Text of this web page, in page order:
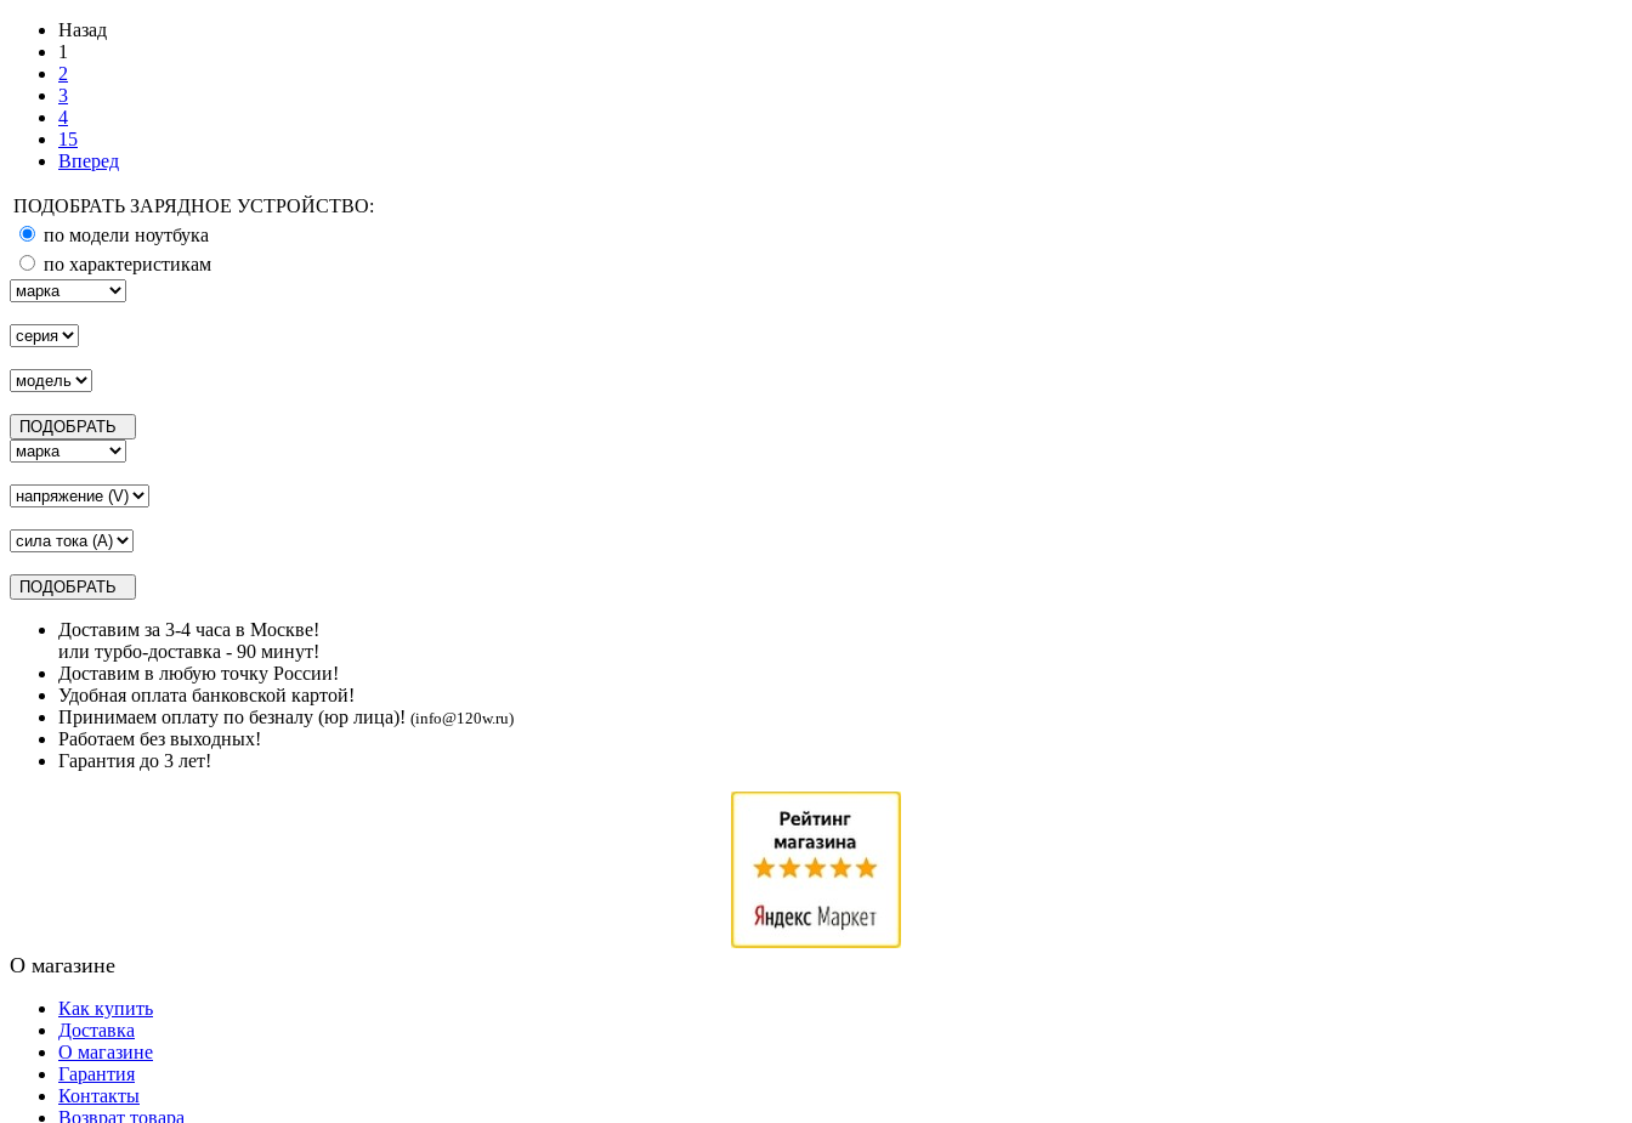
Назад
1
2
3
4
15
Вперед
ПОДОБРАТЬ ЗАРЯДНОЕ УСТРОЙСТВО:
по модели ноутбука
по характеристикам
Доставим за 3-4 часа в Москве!
или турбо-доставка - 90 минут!
Доставим в любую точку России!
Удобная оплата банковской картой!
Принимаем оплату по безналу (юр лица)! (info@120w.ru)
Работаем без выходных!
Гарантия до 3 лет!
О магазине
Как купить
Доставка
О магазине
Гарантия
Контакты
Возврат товара